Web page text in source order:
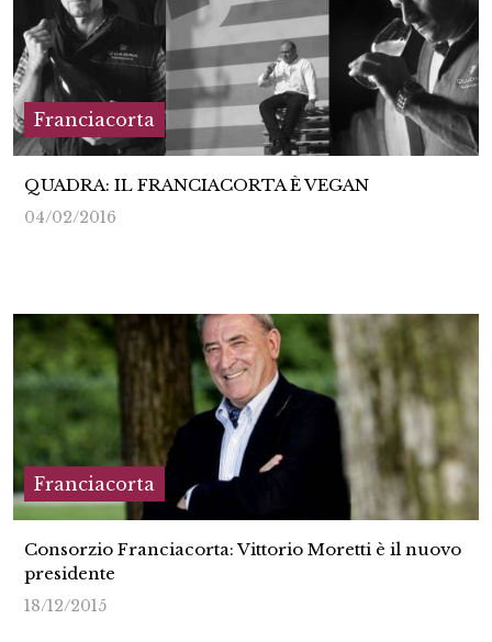
Franciacorta
QUADRA: IL FRANCIACORTA È VEGAN
04/02/2016
Franciacorta
Consorzio Franciacorta: Vittorio Moretti è il nuovo
presidente
18/12/2015